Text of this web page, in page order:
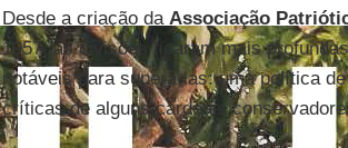
Desde a criação da Associação
1957, as divisões ficaram mais
notáveis para superá-las: uma política
críticas de alguns cardeais